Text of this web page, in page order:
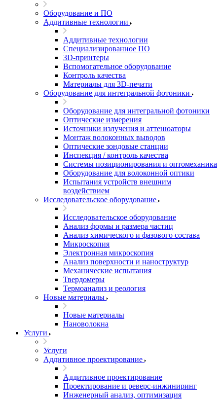
Оборудование и ПО
Аддитивные технологии
Аддитивные технологии
Специализированное ПО
3D-принтеры
Вспомогательное оборудование
Контроль качества
Материалы для 3D-печати
Оборудование для интегральной фотоники
Оборудование для интегральной фотоники
Оптические измерения
Источники излучения и аттенюаторы
Монтаж волоконных выводов
Оптические зондовые станции
Инспекция / контроль качества
Системы позиционирования и оптомеханика
Оборудование для волоконной оптики
Испытания устройств внешним
воздействием
Исследовательское оборудование
Исследовательское оборудование
Анализ формы и размера частиц
Анализ химического и фазового состава
Микроскопия
Электронная микроскопия
Анализ поверхности и наноструктур
Механические испытания
Твердомеры
Термоанализ и реология
Новые материалы
Новые материалы
Нановолокна
Услуги
Услуги
Аддитивное проектирование
Аддитивное проектирование
Проектирование и реверс-инжиниринг
Инженерный анализ, оптимизация